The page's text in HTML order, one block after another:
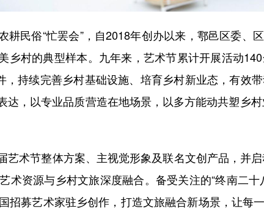
民俗“忙罢会”，自2018年创办以来，鄠邑区委、
乡村的典型样本。九年来，艺术节累计开展活动
，持续完善乡村基础设施、培育乡村新业态，有效
达，以专业品质营造在地场景，以多方能动共塑乡
术节整体方案、主视觉形象及联名文创产品，并启
术资源与乡村文旅深度融合。备受关注的“终南二
招募艺术家驻乡创作，打造文旅融合新场景，让每